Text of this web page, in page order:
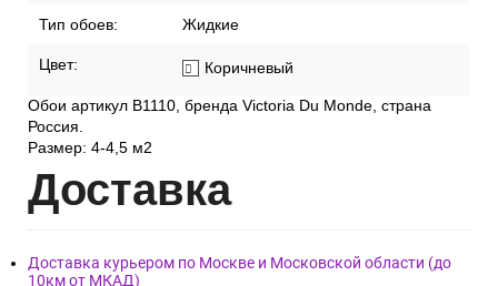
Тип обоев: Жидкие
Цвет: Коричневый
Обои артикул В1110, бренда Victoria Du Monde, страна
Россия.
Размер: 4-4,5 м2
Доставка
Доставка курьером по Москве и Московской области (до
10км от МКАД)